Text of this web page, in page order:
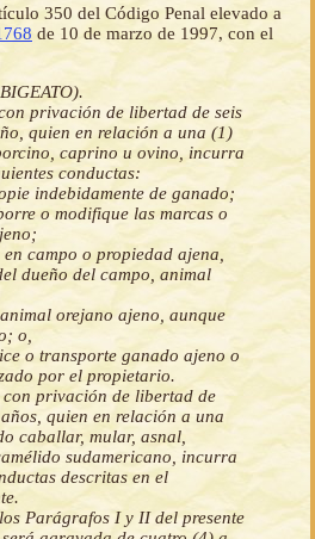
350 del Código Penal elevado a
de 10 de marzo de 1997, con el
privación de libertad de seis
quien en relación a una (1)
caprino u ovino, incurra
conductas:
indebidamente de ganado;
o modifique las marcas o
campo o propiedad ajena,
dueño del campo, animal
orejano ajeno, aunque
o,
o transporte ganado ajeno o
por el propietario.
privación de libertad de
quien en relación a una
caballar, mular, asnal,
sudamericano, incurra
descritas en el
Parágrafos I y II del presente